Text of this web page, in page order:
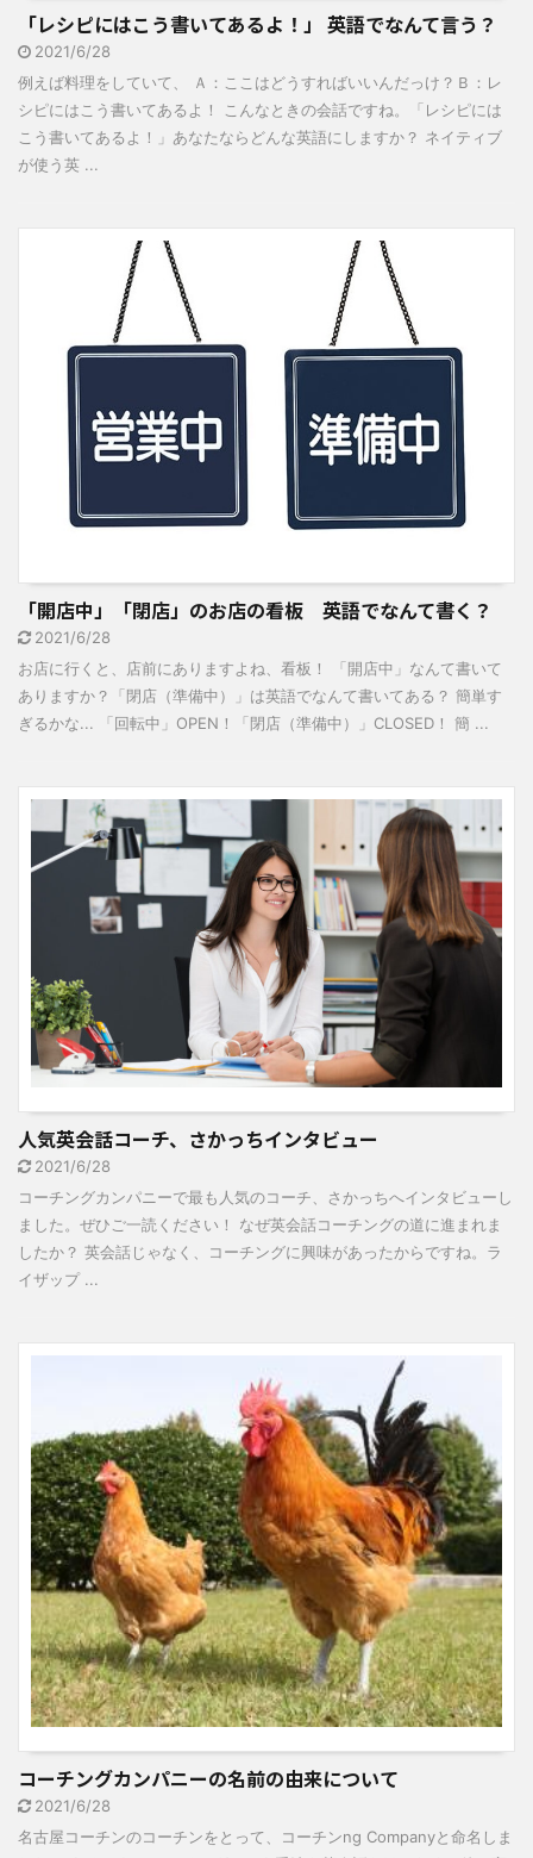
「レシピにはこう書いてあるよ！」 英語でなんて言う？
2021/6/28
例えば料理をしていて、 Ａ：ここはどうすればいいんだっけ？Ｂ：レ
シピにはこう書いてあるよ！ こんなときの会話ですね。「レシピには
こう書いてあるよ！」あなたならどんな英語にしますか？ ネイティブ
が使う英 ...
「開店中」「閉店」のお店の看板 英語でなんて書く？
2021/6/28
お店に行くと、店前にありますよね、看板！ 「開店中」なんて書いて
ありますか？「閉店（準備中）」は英語でなんて書いてある？ 簡単す
ぎるかな... 「回転中」OPEN！「閉店（準備中）」CLOSED！ 簡 ...
人気英会話コーチ、さかっちインタビュー
2021/6/28
コーチングカンパニーで最も人気のコーチ、さかっちへインタビューし
ました。ぜひご一読ください！ なぜ英会話コーチングの道に進まれま
したか？ 英会話じゃなく、コーチングに興味があったからですね。ラ
イザップ ...
コーチングカンパニーの名前の由来について
2021/6/28
名古屋コーチンのコーチンをとって、コーチンng Companyと命名しま